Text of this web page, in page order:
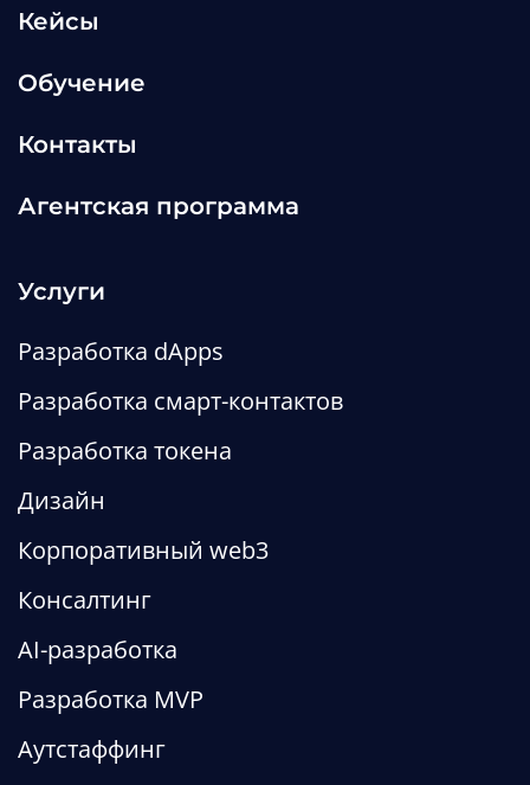
Что такое Uniswap v.4 —
отличия от предыдущих
Редакция MetaLamp
Кейсы
Обучение
Контакты
Агентская программа
Услуги
Разработка dApps
Разработка смарт-контактов
Разработка токена
Дизайн
Корпоративный web3
Консалтинг
AI-разработка
Разработка MVP
Аутстаффинг